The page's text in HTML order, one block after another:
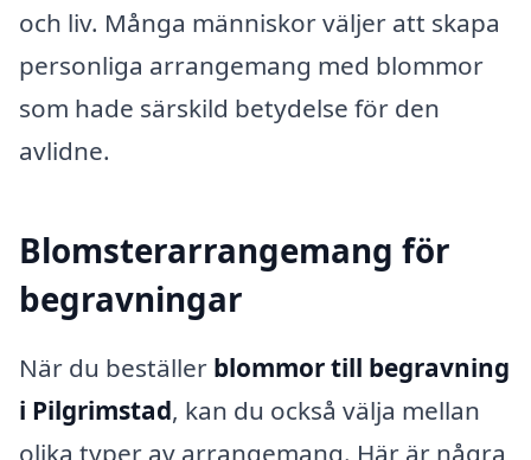
och liv. Många människor väljer att skapa
personliga arrangemang med blommor
som hade särskild betydelse för den
avlidne.
Blomsterarrangemang för
begravningar
När du beställer blommor till begravning
i Pilgrimstad, kan du också välja mellan
olika typer av arrangemang. Här är några